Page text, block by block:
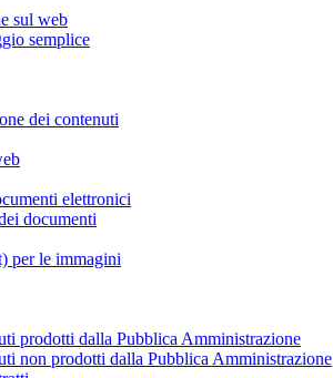
sul web
semplice
dei contenuti
elettronici
documenti
per le immagini
prodotti dalla Pubblica Amministrazione
non prodotti dalla Pubblica Amministrazione